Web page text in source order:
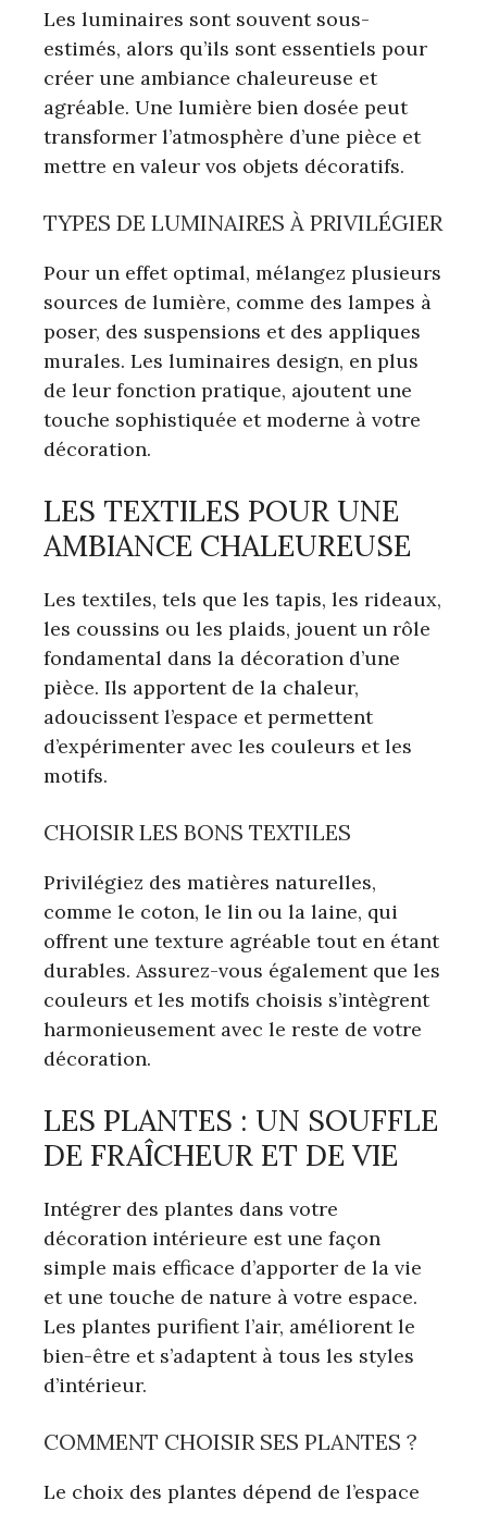
Les luminaires sont souvent sous-
estimés, alors qu’ils sont essentiels pour
créer une ambiance chaleureuse et
agréable. Une lumière bien dosée peut
transformer l’atmosphère d’une pièce et
mettre en valeur vos objets décoratifs.
TYPES DE LUMINAIRES À PRIVILÉGIER
Pour un effet optimal, mélangez plusieurs
sources de lumière, comme des lampes à
poser, des suspensions et des appliques
murales. Les luminaires design, en plus
de leur fonction pratique, ajoutent une
touche sophistiquée et moderne à votre
décoration.
LES TEXTILES POUR UNE
AMBIANCE CHALEUREUSE
Les textiles, tels que les tapis, les rideaux,
les coussins ou les plaids, jouent un rôle
fondamental dans la décoration d’une
pièce. Ils apportent de la chaleur,
adoucissent l’espace et permettent
d’expérimenter avec les couleurs et les
motifs.
CHOISIR LES BONS TEXTILES
Privilégiez des matières naturelles,
comme le coton, le lin ou la laine, qui
offrent une texture agréable tout en étant
durables. Assurez-vous également que les
couleurs et les motifs choisis s’intègrent
harmonieusement avec le reste de votre
décoration.
LES PLANTES : UN SOUFFLE
DE FRAÎCHEUR ET DE VIE
Intégrer des plantes dans votre
décoration intérieure est une façon
simple mais efficace d’apporter de la vie
et une touche de nature à votre espace.
Les plantes purifient l’air, améliorent le
bien-être et s’adaptent à tous les styles
d’intérieur.
COMMENT CHOISIR SES PLANTES ?
Le choix des plantes dépend de l’espace